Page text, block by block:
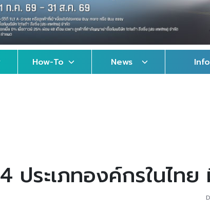
How-To News Info
4 ประเภทองค์กรในไท